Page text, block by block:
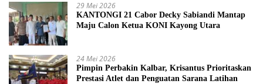
29 Mei 2026
KANTONGI 21 Cabor Decky Sabiandi Mantap
Maju Calon Ketua KONI Kayong Utara
24 Mei 2026
Pimpin Perbakin Kalbar, Krisantus Prioritaskan
Prestasi Atlet dan Penguatan Sarana Latihan